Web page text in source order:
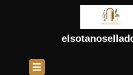
Open